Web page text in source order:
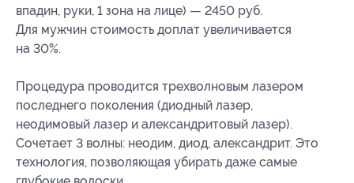
впадин, руки, 1 зона на лице) — 2450 руб.
Для мужчин стоимость доплат увеличивается
на 30%.
Процедура проводится трехволновым лазером
последнего поколения (диодный лазер,
неодимовый лазер и александритовый лазер).
Сочетает 3 волны: неодим, диод, александрит. Это
технология, позволяющая убирать даже самые